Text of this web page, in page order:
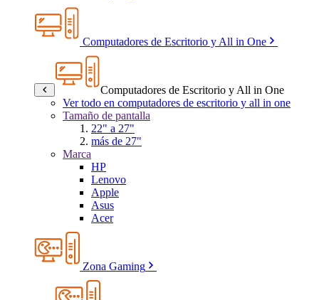
Computadores de Escritorio y All in One
Computadores de Escritorio y All in One
Ver todo en computadores de escritorio y all in one
Tamaño de pantalla
22" a 27"
más de 27"
Marca
HP
Lenovo
Apple
Asus
Acer
Zona Gaming